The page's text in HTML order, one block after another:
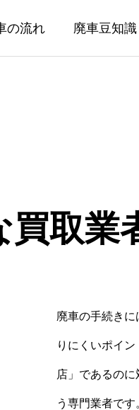
の流れ 廃車豆知識
買取業
廃車の手続き
りにくいポイ
店」であるの
う専門業者です